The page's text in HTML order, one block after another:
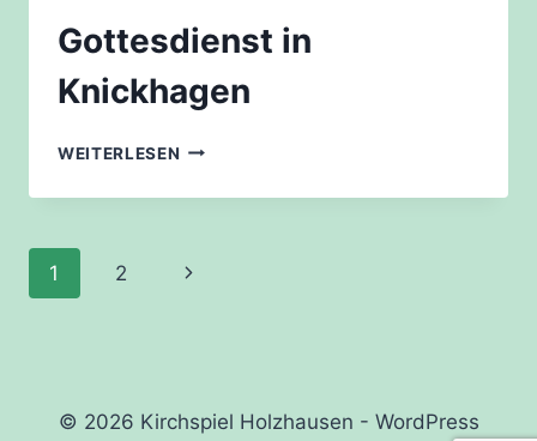
Gottesdienst in
Knickhagen
WEITERLESEN GOTTESDIENST
KNICKHAGEN
Seitennavigation
1 2
Nächste
© 2026 Kirchspiel Holzhausen - WordPress